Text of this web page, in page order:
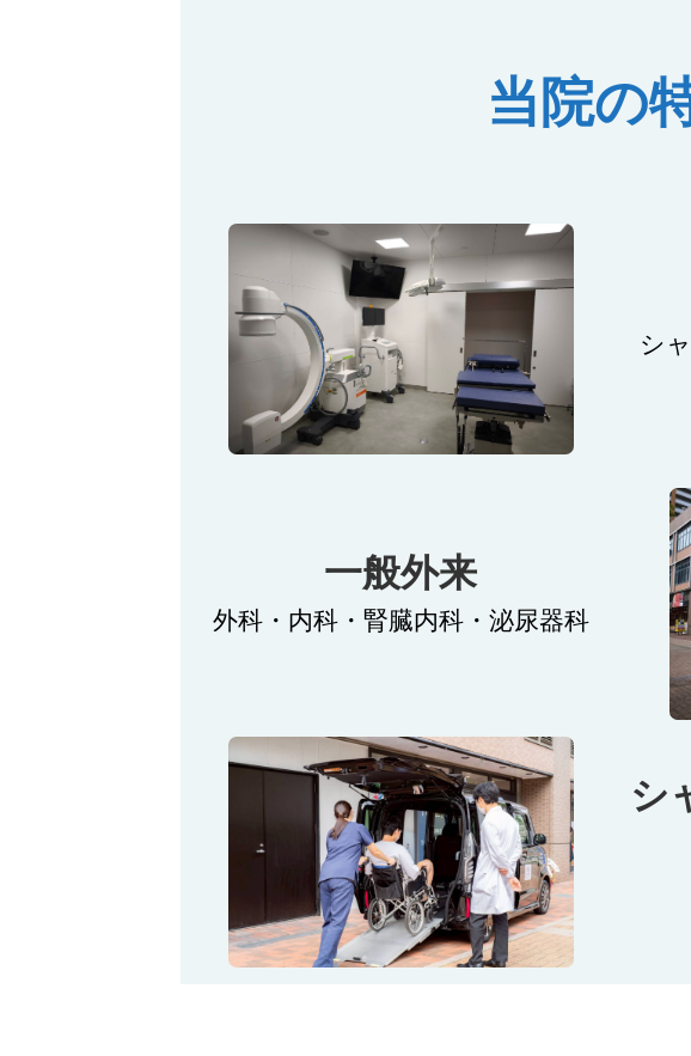
当院の
シ
一般外来
外科・内科・腎臓内科・泌尿器科
シ